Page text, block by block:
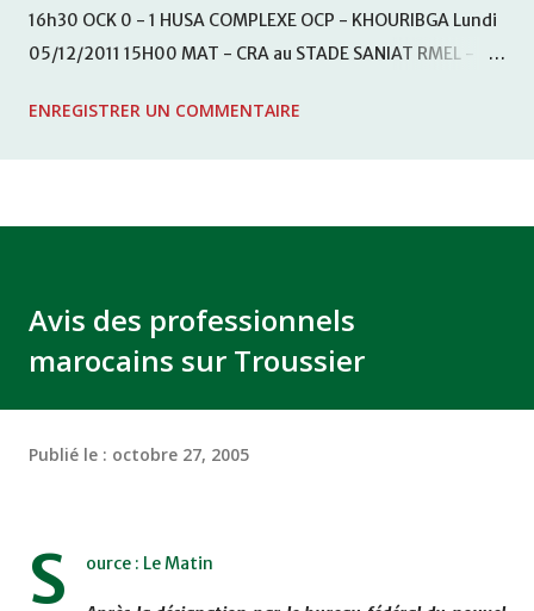
16h30 OCK 0 - 1 HUSA COMPLEXE OCP - KHOURIBGA Lundi
05/12/2011 15H00 MAT - CRA au STADE SANIAT RMEL -
KHEMISET Mardi 06/12/2011 15H00 WAF - OCS au
ENREGISTRER UN COMMENTAIRE
Avis des professionnels
marocains sur Troussier
Publié le : octobre 27, 2005
S ource : Le Matin